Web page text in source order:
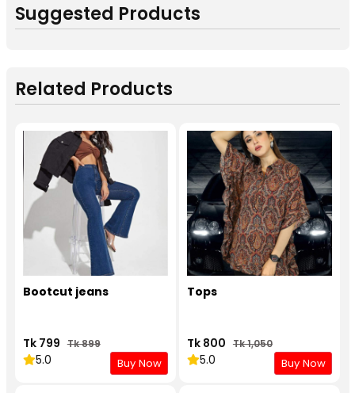
Suggested Products
Related Products
Bootcut jeans
Tk 799 Tk 899
5.0 Buy Now
Tops
Tk 800 Tk 1,050
5.0 Buy Now